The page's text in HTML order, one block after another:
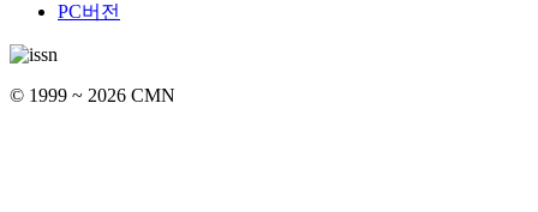
PC버전
© 1999 ~ 2026 CMN